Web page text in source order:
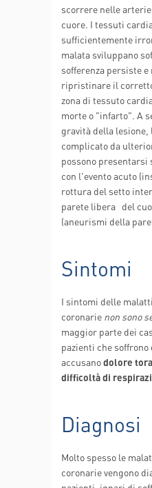
scorrere nelle
cuore. I tessuti
sufficientemente
malata sviluppano
sofferenza persiste e
ripristinare il
zona di tessuto
morte o "infarto". A
gravità della
complicato da
possono presentarsi
con l'evento acuto
rottura del setto
parete libera del
(aneurismi della
Sintomi
I sintomi delle
coronarie non sono
maggior parte dei
pazienti che
accusanodolore
difficoltà di
Diagnosi
Molto spesso le
coronarie vengono